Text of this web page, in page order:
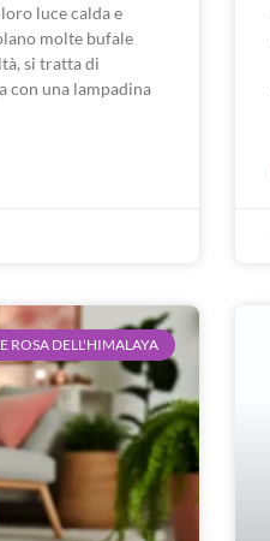
luce calda e
molte bufale
si tratta di
con una lampadina
ROSA DELL'HIMALAYA